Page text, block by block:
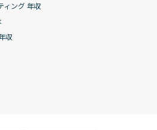
ィング 年収
収